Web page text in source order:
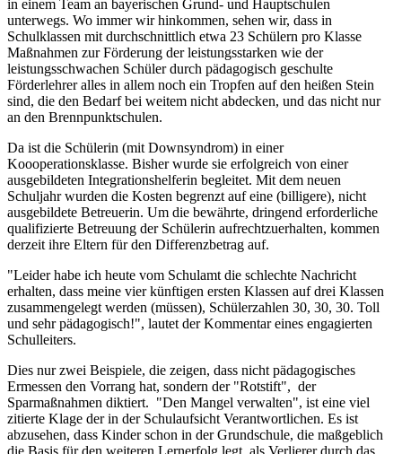
in einem Team an bayerischen Grund- und Hauptschulen
unterwegs. Wo immer wir hinkommen, sehen wir, dass in
Schulklassen mit durchschnittlich etwa 23 Schülern pro Klasse
Maßnahmen zur Förderung der leistungsstarken wie der
leistungsschwachen Schüler durch pädagogisch geschulte
Förderlehrer alles in allem noch ein Tropfen auf den heißen Stein
sind, die den Bedarf bei weitem nicht abdecken, und das nicht nur
an den Brennpunktschulen.
Da ist die Schülerin (mit Downsyndrom) in einer
Koooperationsklasse. Bisher wurde sie erfolgreich von einer
ausgebildeten Integrationshelferin begleitet. Mit dem neuen
Schuljahr wurden die Kosten begrenzt auf eine (billigere), nicht
ausgebildete Betreuerin. Um die bewährte, dringend erforderliche
qualifizierte Betreuung der Schülerin aufrechtzuerhalten, kommen
derzeit ihre Eltern für den Differenzbetrag auf.
"Leider habe ich heute vom Schulamt die schlechte Nachricht
erhalten, dass meine vier künftigen ersten Klassen auf drei Klassen
zusammengelegt werden (müssen), Schülerzahlen 30, 30, 30. Toll
und sehr pädagogisch!", lautet der Kommentar eines engagierten
Schulleiters.
Dies nur zwei Beispiele, die zeigen, dass nicht pädagogisches
Ermessen den Vorrang hat, sondern der "Rotstift", der
Sparmaßnahmen diktiert. "Den Mangel verwalten", ist eine viel
zitierte Klage der in der Schulaufsicht Verantwortlichen. Es ist
abzusehen, dass Kinder schon in der Grundschule, die maßgeblich
die Basis für den weiteren Lernerfolg legt, als Verlierer durch das